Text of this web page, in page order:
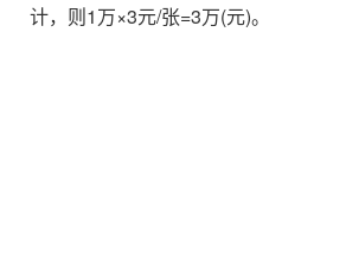
计，则1万×3元/张=3万(元)。